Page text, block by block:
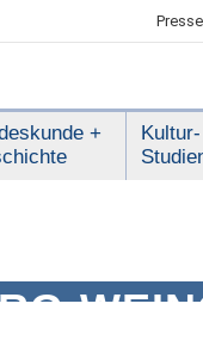
Presse
+